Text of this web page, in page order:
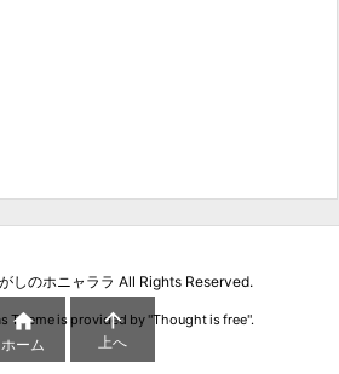
しのホニャララ All Rights Reserved.
Theme is provided by "Thought is free".

ホーム

上へ